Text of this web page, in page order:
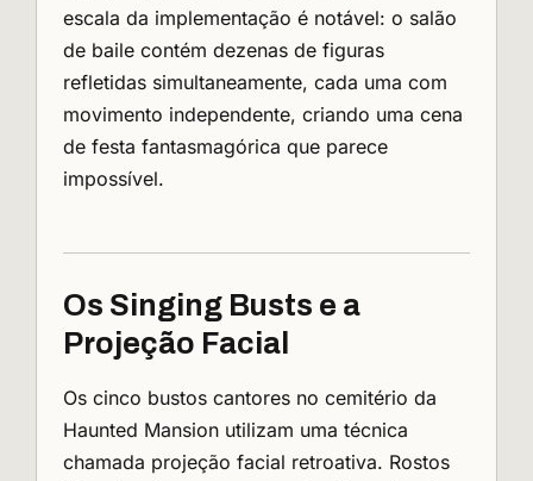
escala da implementação é notável: o salão
de baile contém dezenas de figuras
refletidas simultaneamente, cada uma com
movimento independente, criando uma cena
de festa fantasmagórica que parece
impossível.
Os Singing Busts e a
Projeção Facial
Os cinco bustos cantores no cemitério da
Haunted Mansion utilizam uma técnica
chamada projeção facial retroativa. Rostos